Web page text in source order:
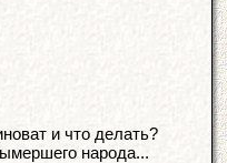
и что делать?
народа...